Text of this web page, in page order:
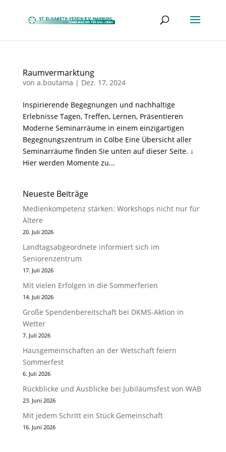
Raumvermarktung
von a.boutama | Dez. 17, 2024
Inspirierende Begegnungen und nachhaltige
Erlebnisse Tagen, Treffen, Lernen, Präsentieren
Moderne Seminarräume in einem einzigartigen
Begegnungszentrum in Cölbe Eine Übersicht aller
Seminarräume finden Sie unten auf dieser Seite. ↓
Hier werden Momente zu...
Neueste Beiträge
Medienkompetenz stärken: Workshops nicht nur für
Ältere
20. Juli 2026
Landtagsabgeordnete informiert sich im
Seniorenzentrum
17. Juli 2026
Mit vielen Erfolgen in die Sommerferien
14. Juli 2026
Große Spendenbereitschaft bei DKMS-Aktion in
Wetter
7. Juli 2026
Hausgemeinschaften an der Wetschaft feiern
Sommerfest
6. Juli 2026
Rückblicke und Ausblicke bei Jubiläumsfest von WAB
23. Juni 2026
Mit jedem Schritt ein Stück Gemeinschaft
16. Juni 2026